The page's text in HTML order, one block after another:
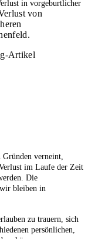
in vorgeburtlicher
von
Artikel
Gründen verneint,
im Laufe der Zeit
Die
bleiben in
zu trauern, sich
persönlichen,